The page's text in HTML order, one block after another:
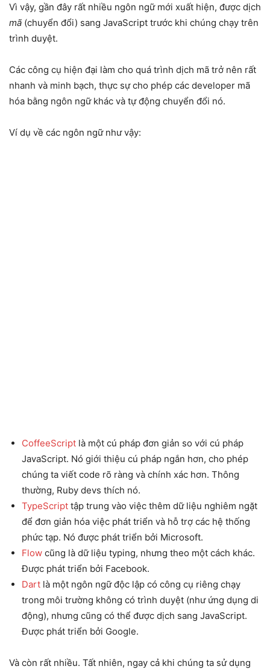
Vì vậy, gần đây rất nhiều ngôn ngữ mới xuất hiện, được dịch
mã (chuyển đổi) sang JavaScript trước khi chúng chạy trên
trình duyệt.
Các công cụ hiện đại làm cho quá trình dịch mã trở nên rất
nhanh và minh bạch, thực sự cho phép các developer mã
hóa bằng ngôn ngữ khác và tự động chuyển đổi nó.
Ví dụ về các ngôn ngữ như vậy:
CoffeeScript là một cú pháp đơn giản so với cú pháp
JavaScript. Nó giới thiệu cú pháp ngắn hơn, cho phép
chúng ta viết code rõ ràng và chính xác hơn. Thông
thường, Ruby devs thích nó.
TypeScript tập trung vào việc thêm dữ liệu nghiêm ngặt
để đơn giản hóa việc phát triển và hỗ trợ các hệ thống
phức tạp. Nó được phát triển bởi Microsoft.
Flow cũng là dữ liệu typing, nhưng theo một cách khác.
Được phát triển bởi Facebook.
Dart là một ngôn ngữ độc lập có công cụ riêng chạy
trong môi trường không có trình duyệt (như ứng dụng di
động), nhưng cũng có thể được dịch sang JavaScript.
Được phát triển bởi Google.
Và còn rất nhiều. Tất nhiên, ngay cả khi chúng ta sử dụng